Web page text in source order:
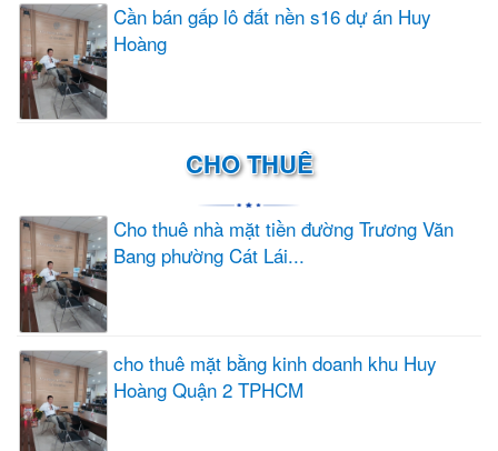
Cần bán gấp lô đất nền s16 dự án Huy
Hoàng
CHO THUÊ
Cho thuê nhà mặt tiền đường Trương Văn
Bang phường Cát Lái...
cho thuê mặt bằng kinh doanh khu Huy
Hoàng Quận 2 TPHCM